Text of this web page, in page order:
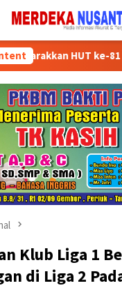
HUT ke-81 RI
Klub Liga 1
di Liga 2